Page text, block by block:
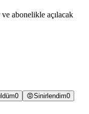
abonelikle açılacak
0 😡Sinirlendim0